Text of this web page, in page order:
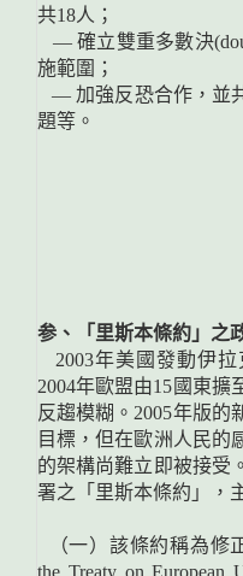
共18人；
— 確立雙重多數決
施範圍；
— 加強反恐合作，並
題等。
参、「里斯本條約」之
2003年美國發動伊拉
2004年歐盟由15國東擴
反趨模糊。2005年版的
目標，但在歐洲人民的
的架構尚難立即被接受
署之「里斯本條約」，
（一）該條約稱為修
the Treaty on European